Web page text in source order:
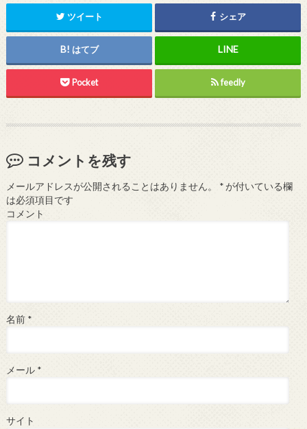
ツイート シェア
はてブ
Pocket feedly
コメントを残す
メールアドレスが公開されることはありません。 *が付いている欄
は必須項目です
コメント
名前 *
メール *
サイト